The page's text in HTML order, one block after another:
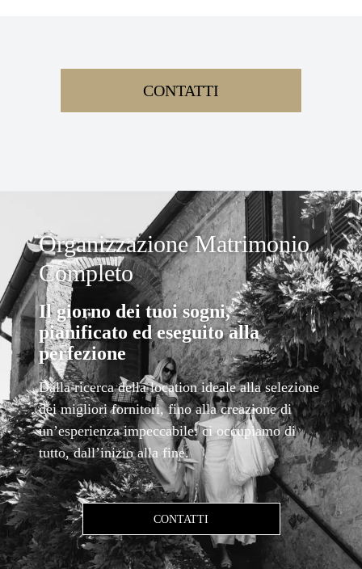
CONTATTI
Organizzazione Matrimonio
Completo
Il giorno dei tuoi sogni,
pianificato ed eseguito alla
perfezione
Dalla ricerca della location ideale alla selezione
dei migliori fornitori, fino alla creazione di
un’esperienza impeccabile: ci occupiamo di
tutto, dall’inizio alla fine.
CONTATTI